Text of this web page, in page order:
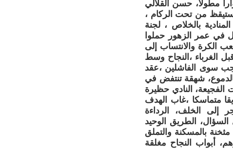
مطولا، حسن القلالي
من تحت الركام ،
بالخلاص ، لجنة
في عمر الزهور حملوا
الكرة والانتساب إلى
الغرباء ،النجاح وسط
سوى الفاشلين ،عقد
شهقة تنتفض في
النادي حظيرة
متماسكا ،غاب الهدف
إلى الخلف، الرداءة
الطريق الوحيد
بالمسكنة والتملق
أبواب النجاح مغلقة